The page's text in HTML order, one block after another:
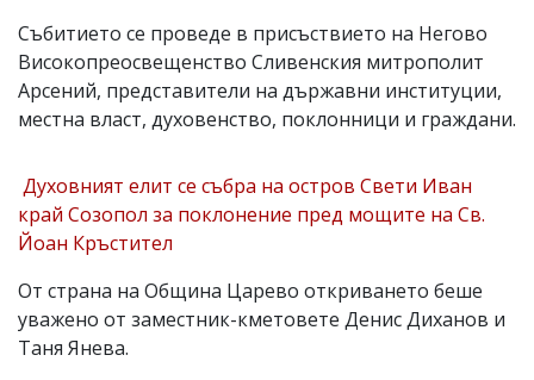
Събитието се проведе в присъствието на Негово
Високопреосвещенство Сливенския митрополит
Арсений, представители на държавни институции,
местна власт, духовенство, поклонници и граждани.
Духовният елит се събра на остров Свети Иван
край Созопол за поклонение пред мощите на Св.
Йоан Кръстител
От страна на Община Царево откриването беше
уважено от заместник-кметовете Денис Диханов и
Таня Янева.